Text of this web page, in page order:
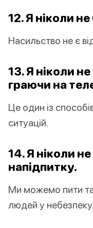
12. Я ніколи
Насильство не є
13. Я ніколи
граючи на
Це один із
ситуацій.
14. Я ніколи
напідпитку.
Ми можемо пити та
людей у небезпеку.